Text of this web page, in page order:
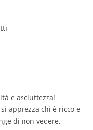
e asciuttezza!
apprezza chi è ricco e
di non vedere,